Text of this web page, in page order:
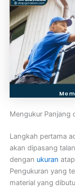
Mengukur Panjang
Langkah pertama
akan dipasang
dengan ukuran
Pengukuran yang
material yang